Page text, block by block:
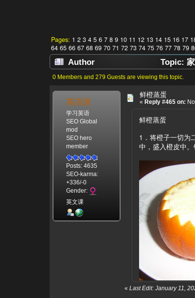
Pages: 1 2 3 4 5 6 7 8 9 10 11 12 13 14 15 16 17
64 65 66 67 68 69 70 71 72 73 74 75 76 77 78 79
Author Topic:
0 Members and 279 Guests are viewing this topic.
英语课
学习英语
SEO Global
mod
SEO hero
member
Posts: 4635
SEO-karma:
+336/-0
Gender:
英文课
鲜橙蒸蛋
« Reply #465 on:
鲜橙蒸蛋
1．将橙子一切为
中，盛入橙皮中。
« Last Edit: January 11,